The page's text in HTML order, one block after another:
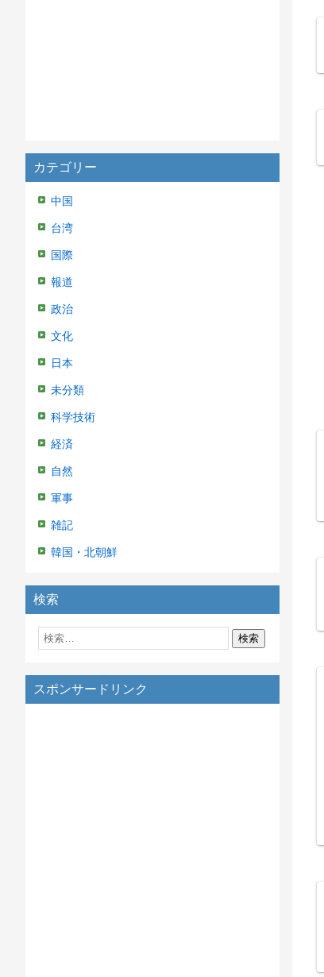
カテゴリー
中国
台湾
国際
報道
政治
文化
日本
未分類
科学技術
経済
自然
軍事
雑記
韓国・北朝鮮
検索
スポンサードリンク